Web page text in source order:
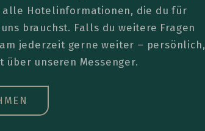
alle Hotelinformationen, die du für
brauchst. Falls du weitere Fragen
jederzeit gerne weiter – persönlich,
unseren Messenger.